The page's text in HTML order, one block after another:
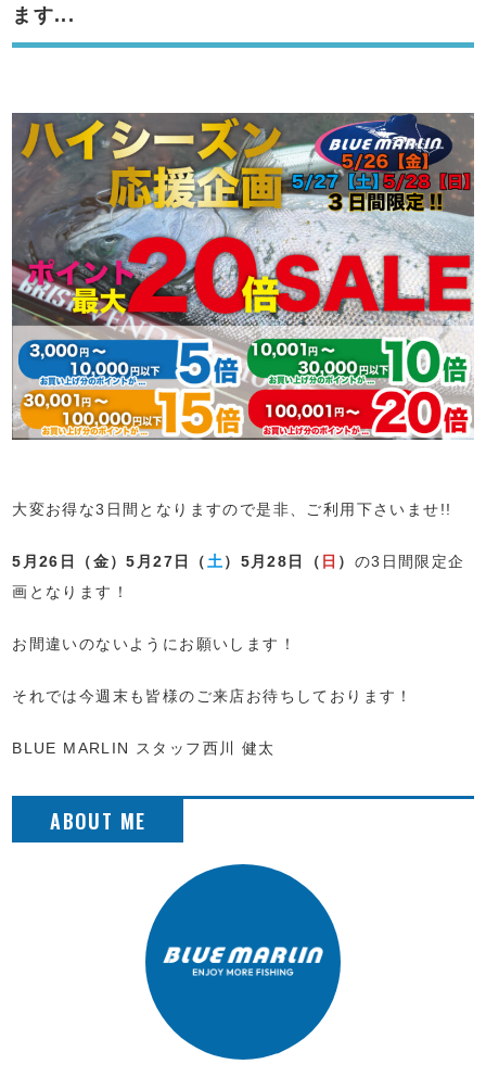
ます...
大変お得な3日間となりますので是非、ご利用下さいませ!!
5月26日（金）5月27日（ 土 ）5月28日（ 日 ） の3日間限定企
画となります！
お間違いのないようにお願いします！
それでは今週末も皆様のご来店お待ちしております！
BLUE MARLIN スタッフ西川 健太